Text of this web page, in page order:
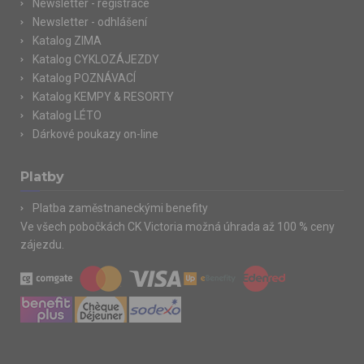
Newsletter - registrace
Newsletter - odhlášení
Katalog ZIMA
Katalog CYKLOZÁJEZDY
Katalog POZNÁVACÍ
Katalog KEMPY & RESORTY
Katalog LÉTO
Dárkové poukazy on-line
Platby
Platba zaměstnaneckými benefity
Ve všech pobočkách CK Victoria možná úhrada až 100 % ceny
zájezdu.